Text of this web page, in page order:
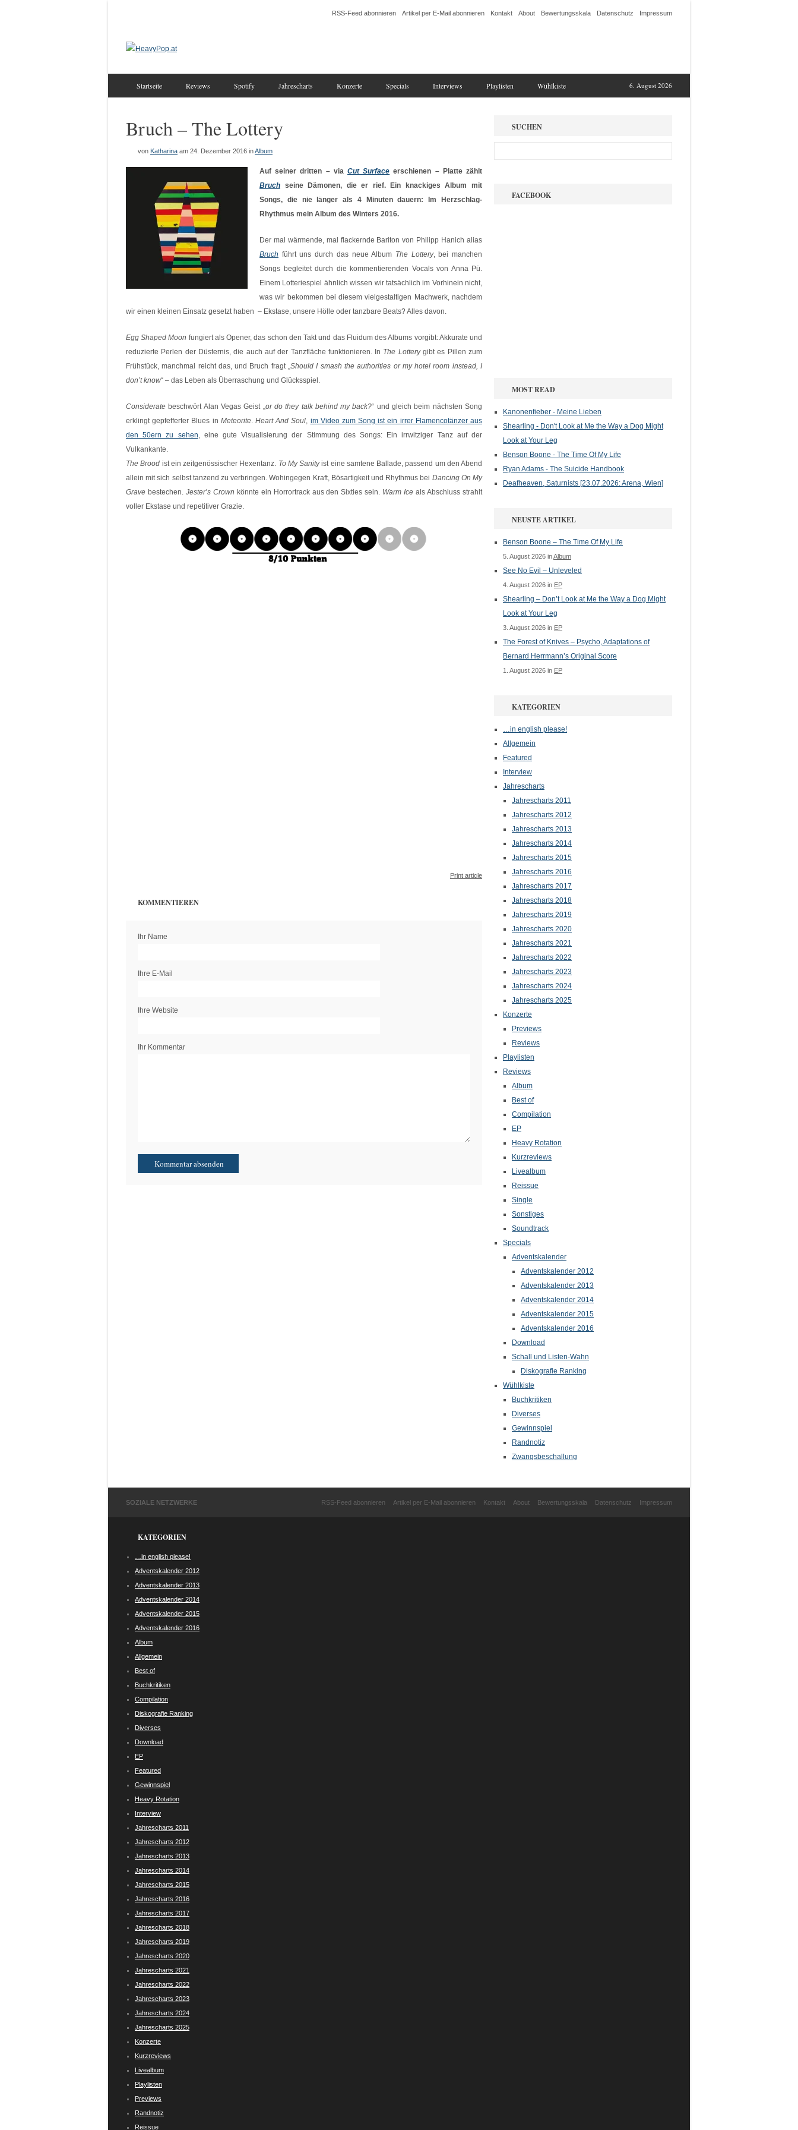
RSS-Feed abonnieren Artikel per E-Mail abonnieren Kontakt About Bewertungsskala Datenschutz Impressum
6. August 2026
Startseite Reviews Spotify Jahrescharts Konzerte Specials Interviews Playlisten Wühlkiste
Bruch – The Lottery
von Katharina am 24. Dezember 2016 inAlbum
Auf seiner dritten – via Cut Surface erschienen – Platte zählt
Bruch seine Dämonen, die er rief. Ein knackiges Album mit
Songs, die nie länger als 4 Minuten dauern: Im Herzschlag-
Rhythmus mein Album des Winters 2016.
Der mal wärmende, mal flackernde Bariton von Philipp Hanich alias
Bruch führt uns durch das neue Album The Lottery, bei manchen
Songs begleitet durch die kommentierenden Vocals von Anna Pü.
Einem Lotteriespiel ähnlich wissen wir tatsächlich im Vorhinein nicht,
was wir bekommen bei diesem vielgestaltigen Machwerk, nachdem
wir einen kleinen Einsatz gesetzt haben – Ekstase, unsere Hölle oder tanzbare Beats? Alles davon.
Egg Shaped Moon fungiert als Opener, das schon den Takt und das Fluidum des Albums vorgibt: Akkurate und
reduzierte Perlen der Düsternis, die auch auf der Tanzfläche funktionieren. In The Lotterygibt es Pillen zum
Frühstück, manchmal reicht das, und Bruch fragt „Should I smash the authorities or my hotel room instead, I
don’t know“ – das Leben als Überraschung und Glücksspiel.
Considerate beschwört Alan Vegas Geist „or do they talk behind my back?“ und gleich beim nächsten Song
erklingt gepfefferter Blues in Meteorite. Heart And Soul, im Video zum Song ist ein irrer Flamencotänzer aus
den 50ern zu sehen, eine gute Visualisierung der Stimmung des Songs: Ein irrwitziger Tanz auf der
Vulkankante.
The Brood ist ein zeitgenössischer Hexentanz. To My Sanityist eine samtene Ballade, passend um den Abend
allein mit sich selbst tanzend zu verbringen. Wohingegen Kraft, Bösartigkeit und Rhythmus bei Dancing On My
Grave bestechen. Jester’s Crown könnte ein Horrortrack aus den Sixties sein. Warm Ice als Abschluss strahlt
voller Ekstase und repetitiver Grazie.
Print article
KOMMENTIEREN
Ihr Name
Ihre E-Mail
Ihre Website
Ihr Kommentar
SUCHEN
FACEBOOK
MOST READ
Kanonenfieber - Meine Lieben
Shearling - Don't Look at Me the Way a Dog Might
Look at Your Leg
Benson Boone - The Time Of My Life
Ryan Adams - The Suicide Handbook
Deafheaven, Saturnists [23.07.2026: Arena, Wien]
NEUSTE ARTIKEL
Benson Boone – The Time Of My Life
5. August 2026 inAlbum
See No Evil – Unleveled
4. August 2026 in EP
Shearling – Don’t Look at Me the Way a Dog Might
Look at Your Leg
3. August 2026 in EP
The Forest of Knives – Psycho, Adaptations of
Bernard Herrmann’s Original Score
1. August 2026 in EP
KATEGORIEN
…in english please!
Allgemein
Featured
Interview
Jahrescharts
Jahrescharts 2011
Jahrescharts 2012
Jahrescharts 2013
Jahrescharts 2014
Jahrescharts 2015
Jahrescharts 2016
Jahrescharts 2017
Jahrescharts 2018
Jahrescharts 2019
Jahrescharts 2020
Jahrescharts 2021
Jahrescharts 2022
Jahrescharts 2023
Jahrescharts 2024
Jahrescharts 2025
Konzerte
Previews
Reviews
Playlisten
Reviews
Album
Best of
Compilation
EP
Heavy Rotation
Kurzreviews
Livealbum
Reissue
Single
Sonstiges
Soundtrack
Specials
Adventskalender
Adventskalender 2012
Adventskalender 2013
Adventskalender 2014
Adventskalender 2015
Adventskalender 2016
Download
Schall und Listen-Wahn
Diskografie Ranking
Wühlkiste
Buchkritiken
Diverses
Gewinnspiel
Randnotiz
Zwangsbeschallung
SOZIALE NETZWERKE RSS-Feed abonnieren Artikel per E-Mail abonnieren Kontakt About Bewertungsskala Datenschutz Impressum
KATEGORIEN
…in english please!
Adventskalender 2012
Adventskalender 2013
Adventskalender 2014
Adventskalender 2015
Adventskalender 2016
Album
Allgemein
Best of
Buchkritiken
Compilation
Diskografie Ranking
Diverses
Download
EP
Featured
Gewinnspiel
Heavy Rotation
Interview
Jahrescharts 2011
Jahrescharts 2012
Jahrescharts 2013
Jahrescharts 2014
Jahrescharts 2015
Jahrescharts 2016
Jahrescharts 2017
Jahrescharts 2018
Jahrescharts 2019
Jahrescharts 2020
Jahrescharts 2021
Jahrescharts 2022
Jahrescharts 2023
Jahrescharts 2024
Jahrescharts 2025
Konzerte
Kurzreviews
Livealbum
Playlisten
Previews
Randnotiz
Reissue